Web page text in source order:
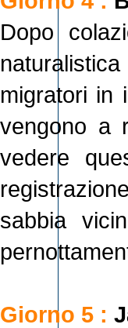
Dopo
migratori in
vengono a
vedere
sabbia
Giorno 5 :